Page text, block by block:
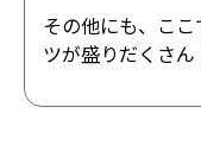
その他にも、こ
ツが盛りだくさん